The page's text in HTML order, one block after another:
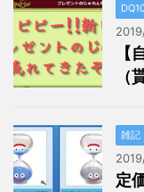
【
（
雑記
定